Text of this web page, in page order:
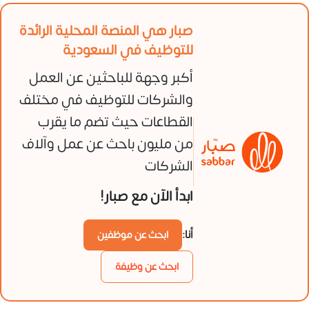
صبار هي المنصة المحلية الرائدة
للتوظيف في السعودية
أكبر وجهة للباحثين عن العمل
والشركات للتوظيف في مختلف
القطاعات حيث تضم ما يقرب
من مليون باحث عن عمل وآلاف
الشركات
ابدأ الآن مع صبار!
أنا:
ابحث عن موظفين
ابحث عن وظيفة